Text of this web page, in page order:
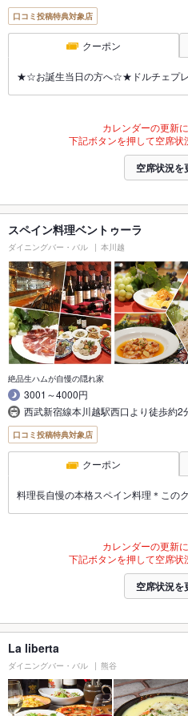
口コミ投稿特典対象店
クーポン
★☆お誕生当日の方へ☆★ドルチェプレ
カレンダーの更新
下記ボタンを押して空席状
空席状況を
スペイン料理ベントゥーラ
ダイニングバー・バル 本川越
絶品生ハムが自慢の隠れ家
3001～4000円
西武新宿線本川越駅西口より徒歩約2
口コミ投稿特典対象店
クーポン
料理長自慢の本格スペイン料理＊この
カレンダーの更新
下記ボタンを押して空席状
空席状況を
La liberta
ダイニングバー・バル 熊谷